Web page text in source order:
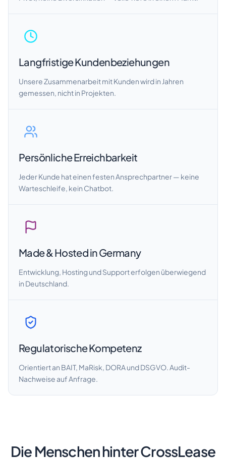
Langfristige Kundenbeziehungen
Unsere Zusammenarbeit mit Kunden wird in Jahren
gemessen, nicht in Projekten.
Persönliche Erreichbarkeit
Jeder Kunde hat einen festen Ansprechpartner — keine
Warteschleife, kein Chatbot.
Made & Hosted in Germany
Entwicklung, Hosting und Support erfolgen überwiegend
in Deutschland.
Regulatorische Kompetenz
Orientiert an BAIT, MaRisk, DORA und DSGVO. Audit-
Nachweise auf Anfrage.
Die Menschen hinter CrossLease